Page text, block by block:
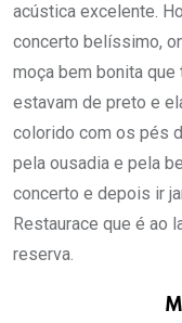
acústica excelente.
concerto belíssimo,
moça bem bonita
estavam de preto e
colorido com os pés
pela ousadia e pela
concerto e depois ir
Restaurace que é ao
reserva.